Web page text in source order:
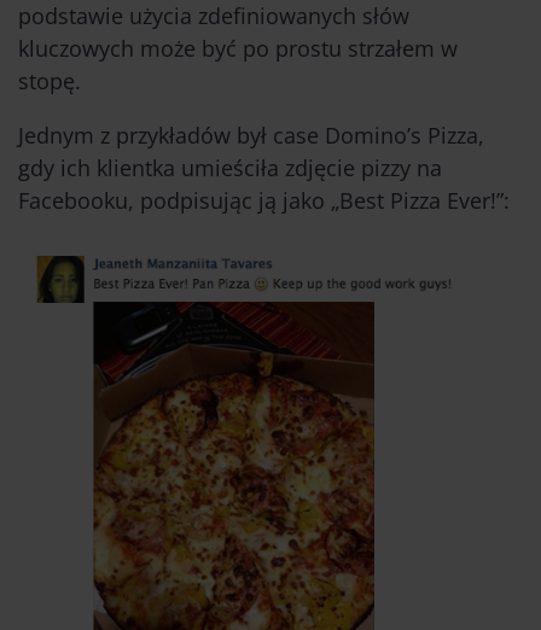
podstawie użycia zdefiniowanych słów
kluczowych może być po prostu strzałem w
stopę.
Jednym z przykładów był case Domino’s Pizza,
gdy ich klientka umieściła zdjęcie pizzy na
Facebooku, podpisując ją jako „Best Pizza Ever!”: